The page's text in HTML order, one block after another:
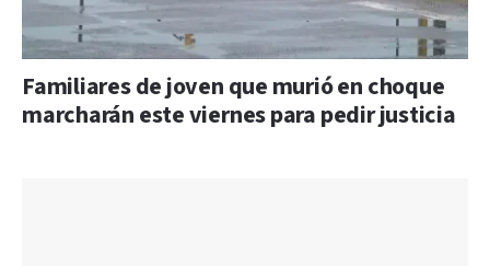
Familiares de joven que murió en choque
marcharán este viernes para pedir justicia